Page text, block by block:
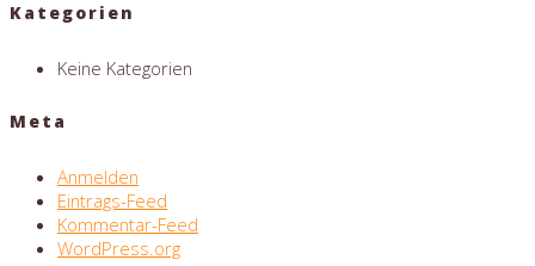
Kategorien
Keine Kategorien
Meta
Anmelden
Eintrags-Feed
Kommentar-Feed
WordPress.org